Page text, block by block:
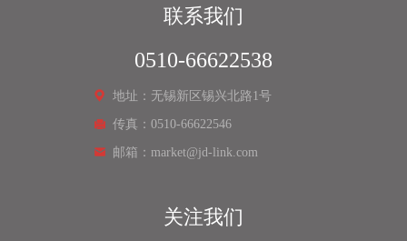
联系我们
0510-66622538
地址：无锡新区锡兴北路1号
传真：0510-66622546
邮箱：market@jd-link.com
关注我们